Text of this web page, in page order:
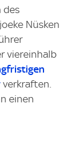
des
Nüsken
viereinhalb
verkraften.
einen